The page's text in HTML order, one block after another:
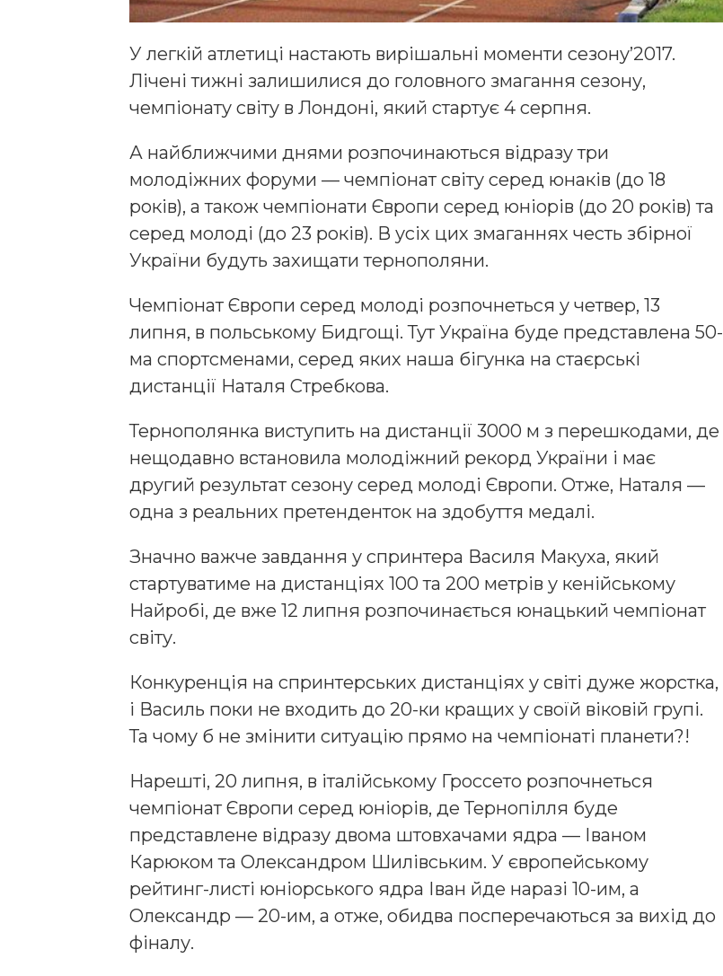
У легкій атлетиці настають вирішальні моменти сезону’2017.
Лічені тижні залишилися до головного змагання сезону,
чемпіонату світу в Лондоні, який стартує 4 серпня.
А найближчими днями розпочинаються відразу три
молодіжних форуми — чемпіонат світу серед юнаків (до 18
років), а також чемпіонати Європи серед юніорів (до 20 років) та
серед молоді (до 23 років). В усіх цих змаганнях честь збірної
України будуть захищати тернополяни.
Чемпіонат Європи серед молоді розпочнеться у четвер, 13
липня, в польському Бидгощі. Тут Україна буде представлена 50-
ма спортсменами, серед яких наша бігунка на стаєрські
дистанції Наталя Стребкова.
Тернополянка виступить на дистанції 3000 м з перешкодами, де
нещодавно встановила молодіжний рекорд України і має
другий результат сезону серед молоді Європи. Отже, Наталя —
одна з реальних претенденток на здобуття медалі.
Значно важче завдання у спринтера Василя Макуха, який
стартуватиме на дистанціях 100 та 200 метрів у кенійському
Найробі, де вже 12 липня розпочинається юнацький чемпіонат
світу.
Конкуренція на спринтерських дистанціях у світі дуже жорстка,
і Василь поки не входить до 20-ки кращих у своїй віковій групі.
Та чому б не змінити ситуацію прямо на чемпіонаті планети?!
Нарешті, 20 липня, в італійському Гроссето розпочнеться
чемпіонат Європи серед юніорів, де Тернопілля буде
представлене відразу двома штовхачами ядра — Іваном
Карюком та Олександром Шилівським. У європейському
рейтинг-листі юніорського ядра Іван йде наразі 10-им, а
Олександр — 20-им, а отже, обидва посперечаються за вихід до
фіналу.